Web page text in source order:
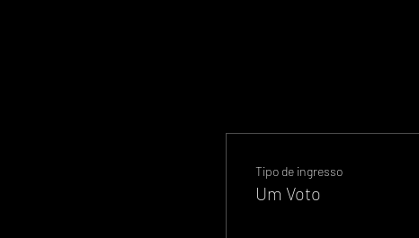
Tipo de ingresso
Um Voto